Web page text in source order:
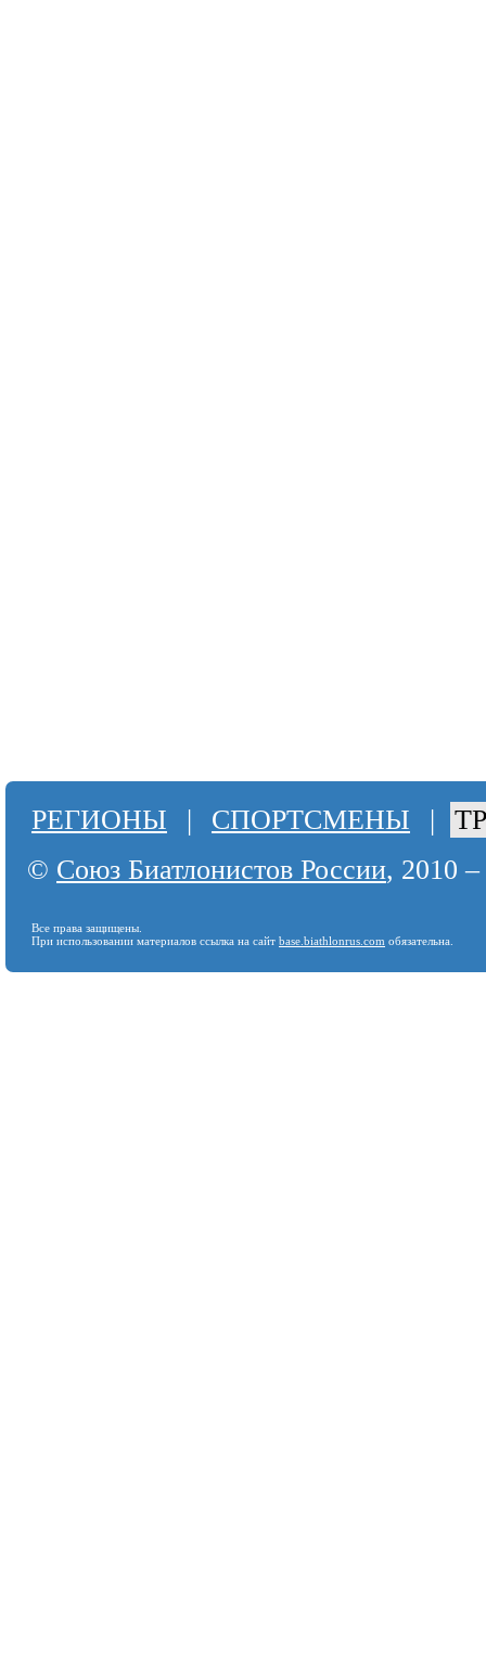
РЕГИОНЫ | СПОРТСМЕНЫ |
© Союз Биатлонистов России, 2010
Все права защищены.
При использовании материалов ссылка на сайт base.biathlonrus.com обязательна.